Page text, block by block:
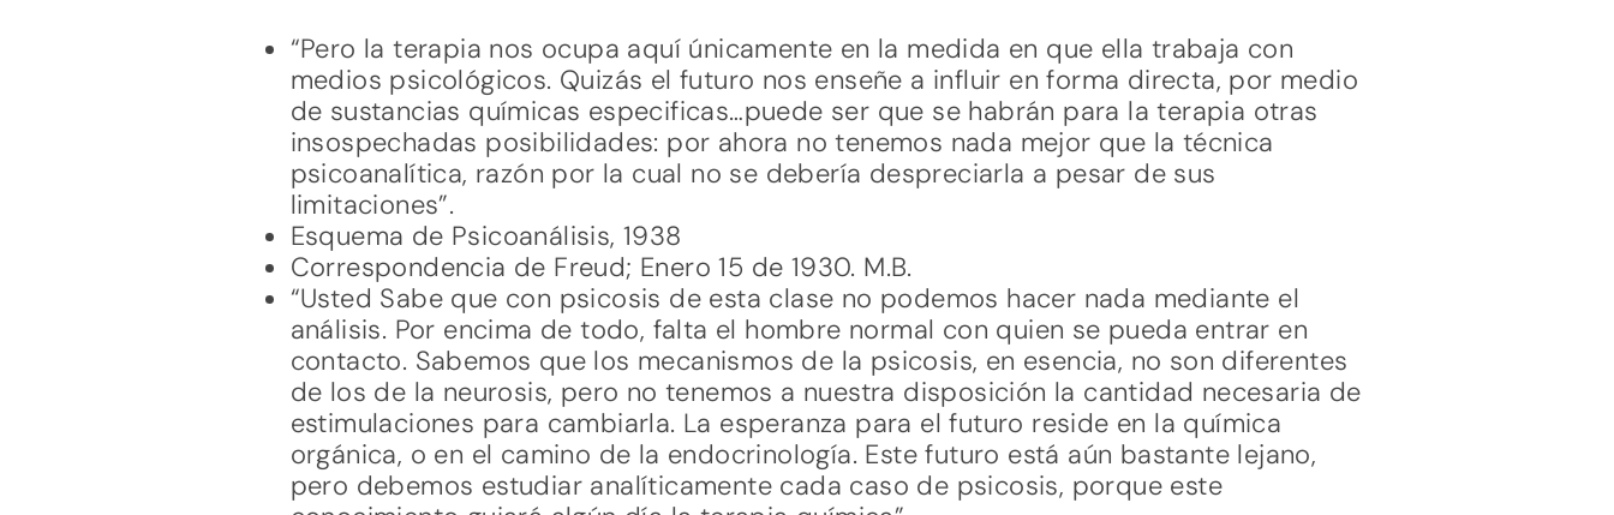
“Pero la terapia nos ocupa aquí únicamente en la medida en que ella trabaja con
medios psicológicos. Quizás el futuro nos enseñe a influir en forma directa, por medio
de sustancias químicas especificas…puede ser que se habrán para la terapia otras
insospechadas posibilidades: por ahora no tenemos nada mejor que la técnica
psicoanalítica, razón por la cual no se debería despreciarla a pesar de sus
limitaciones”.
Esquema de Psicoanálisis, 1938
Correspondencia de Freud; Enero 15 de 1930. M.B.
“Usted Sabe que con psicosis de esta clase no podemos hacer nada mediante el
análisis. Por encima de todo, falta el hombre normal con quien se pueda entrar en
contacto. Sabemos que los mecanismos de la psicosis, en esencia, no son diferentes
de los de la neurosis, pero no tenemos a nuestra disposición la cantidad necesaria de
estimulaciones para cambiarla. La esperanza para el futuro reside en la química
orgánica, o en el camino de la endocrinología. Este futuro está aún bastante lejano,
pero debemos estudiar analíticamente cada caso de psicosis, porque este